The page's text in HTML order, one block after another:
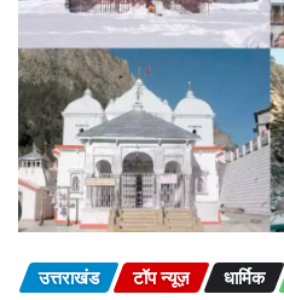
उत्तराखंड टॉप न्यूज़ धार्मिक